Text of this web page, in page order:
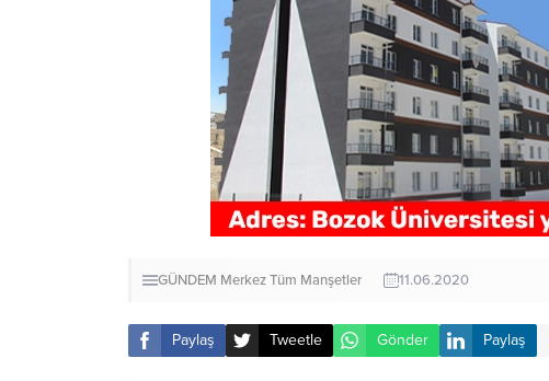
GÜNDEM MerkezTüm Manşetler 11.06.2020
Paylaş Tweetle Gönder Paylaş